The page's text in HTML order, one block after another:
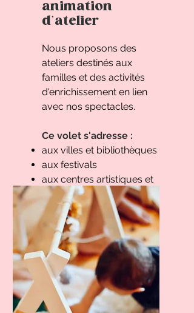
animation
d'atelier
Nous proposons des
ateliers destinés aux
familles et des activités
d'enrichissement en lien
avec nos spectacles.
Ce volet s'adresse :
aux villes et bibliothèques
aux festivals
aux centres artistiques et
communautaires
aux lieux culturels